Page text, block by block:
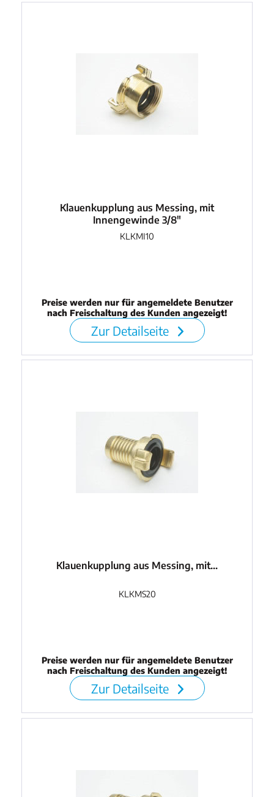
Klauenkupplung aus Messing, mit
Innengewinde 3/8"
KLKMI10
Preise werden nur für angemeldete Benutzer
nach Freischaltung des Kunden angezeigt!
Zur Detailseite
Klauenkupplung aus Messing, mit...
KLKMS20
Preise werden nur für angemeldete Benutzer
nach Freischaltung des Kunden angezeigt!
Zur Detailseite